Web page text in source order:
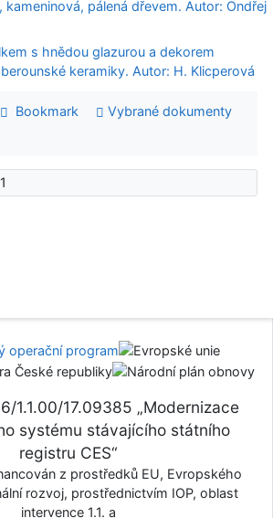
Bookmark
Vybrané dokumenty
1.1.00/17.09385 „Modernizace
systému stávajícího státního
registru CES“
z prostředků EU, Evropského
rozvoj, prostřednictvím IOP, oblast
intervence 1.1. a